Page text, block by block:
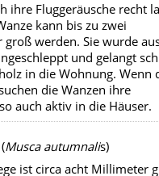
ihre Fluggeräusche recht
kann bis zu zwei
groß werden. Sie wurde
und gelangt
in die Wohnung. Wenn
die Wanzen ihre
auch aktiv in die Häuser.
(Musca autumnalis)
ist circa acht Millimeter